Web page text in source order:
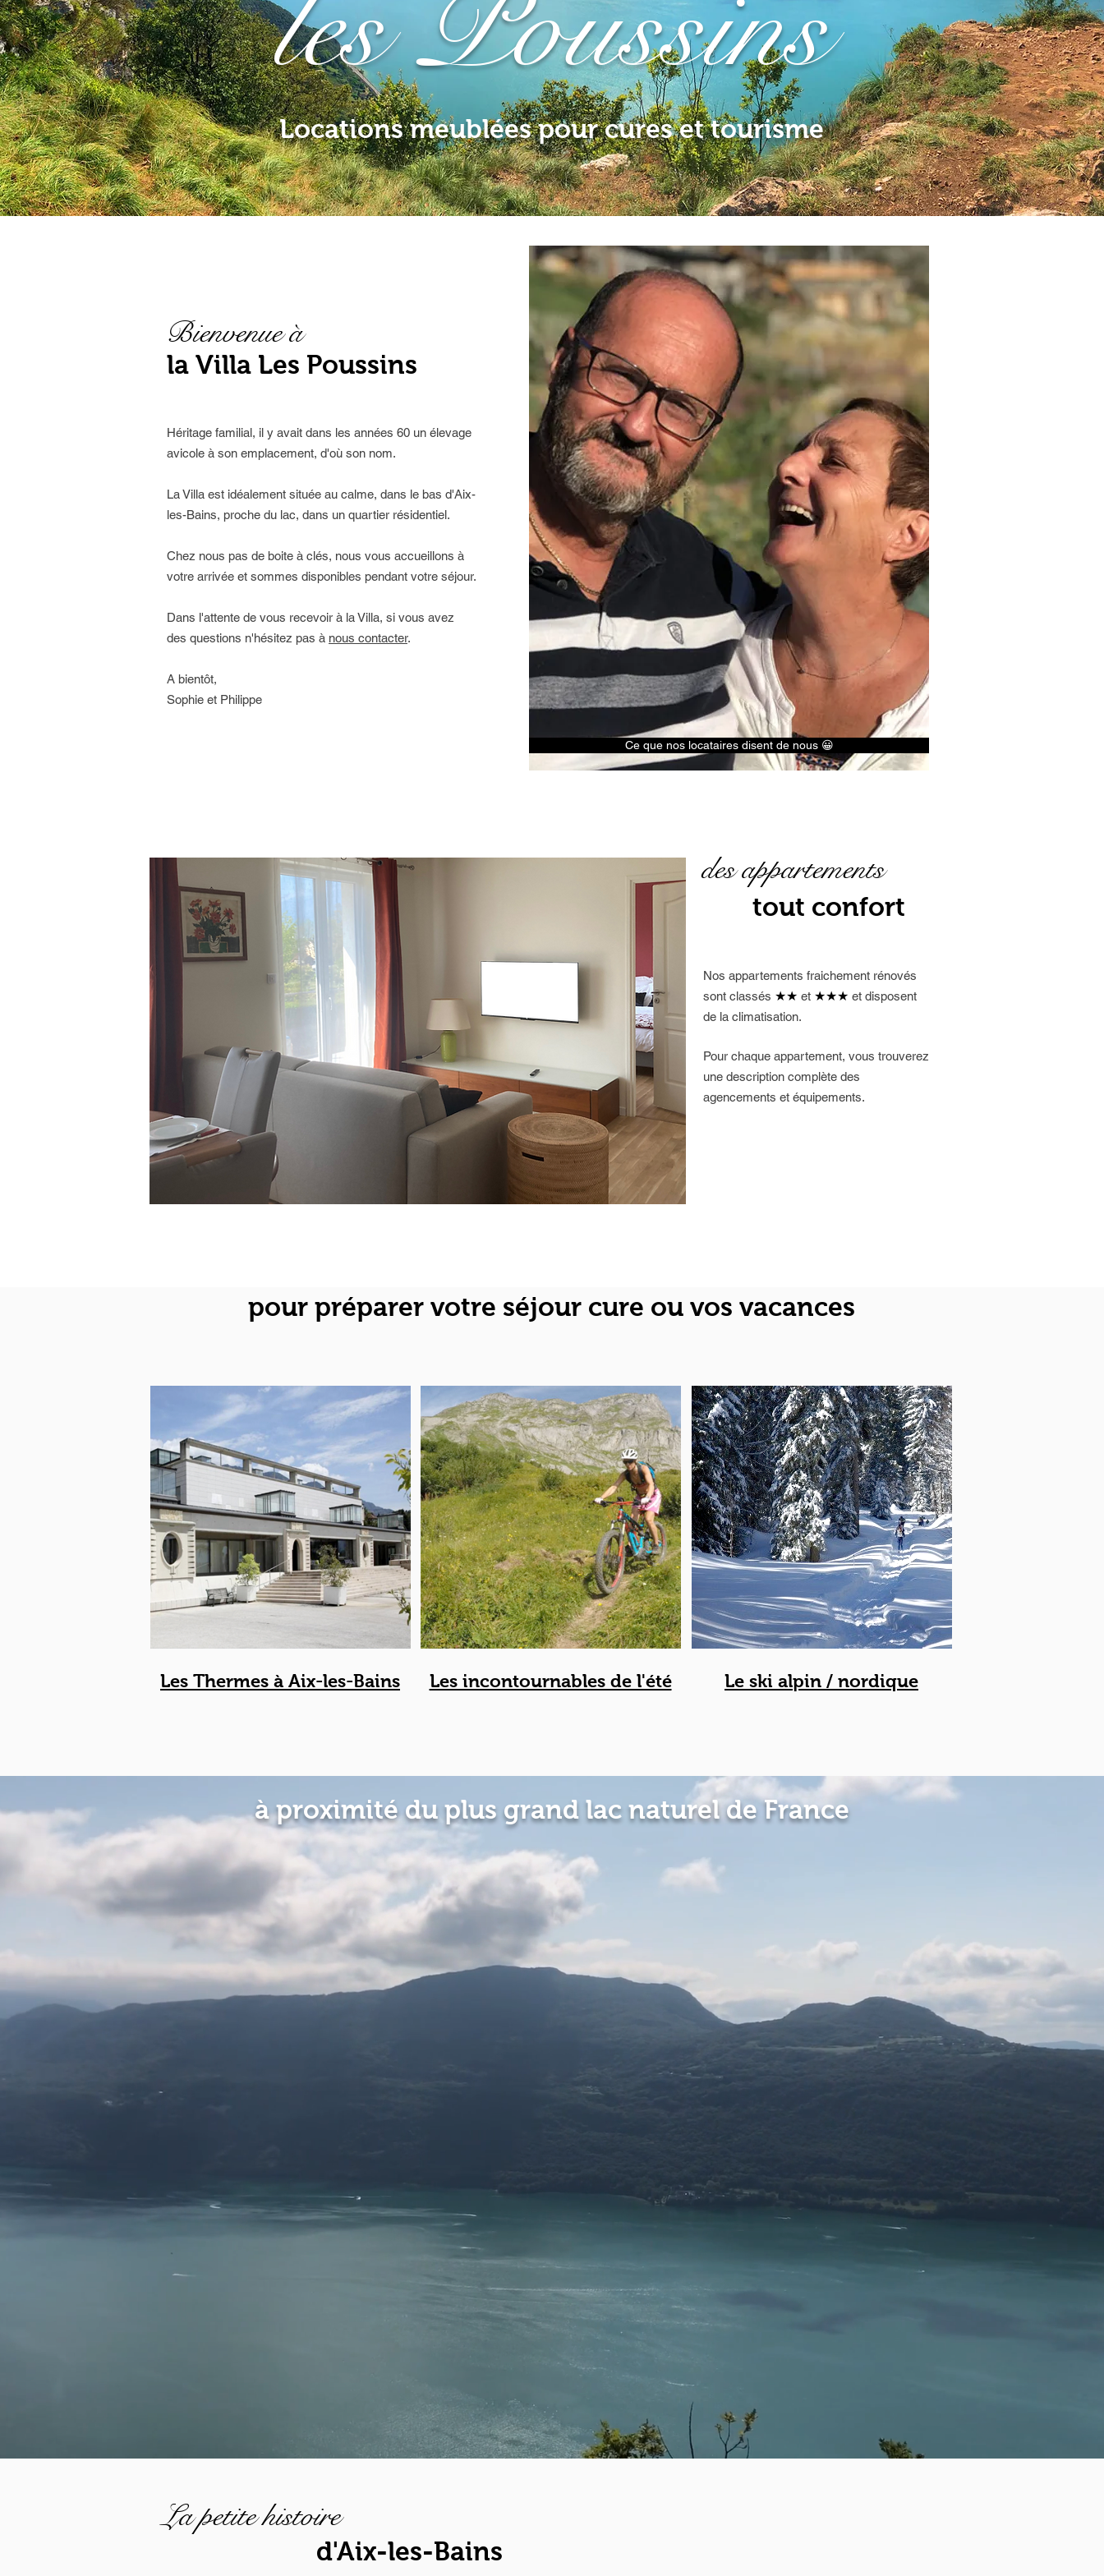
Locations meublées pour cures et tourisme
Bienvenue à
la Villa Les Poussins
Héritage familial, il y avait dans les années 60 un élevage
avicole à son emplacement, d'où son nom.
La Villa est idéalement située au calme, dans le bas d'Aix-
les-Bains, proche du lac, dans un quartier résidentiel.
Chez nous pas de boite à clés, nous vous accueillons à
votre arrivée et sommes disponibles pendant votre séjour.
Dans l'attente de vous recevoir à la Villa, si vous avez
des questions n'hésitez pas à nous contacter.
A bientôt,
Sophie et Philippe
Ce que nos locataires disent de nous 😀
des appartements
tout confort
Nos appartements fraichement rénovés
sont classés ★★ et ★★★ et disposent
de la climatisation.
Pour chaque appartement, vous trouverez
une description complète des
agencements et équipements.
La petite histoire
d'Aix-les-Bains
pour préparer votre séjour cure ou vos vacances
Les Thermes à Aix-les-Bains Les incontournables de l'été Le ski alpin / nordique
à proximité du plus grand lac naturel de France
Chevalley
Marlioz